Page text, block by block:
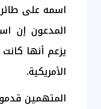
اسمه على
المدعون إن
يزعم أنها
الأمريكية.
المتهمين